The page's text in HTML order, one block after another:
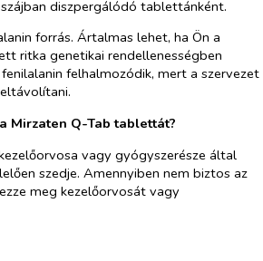
diszpergálódó tablettánként.
forrás. Ártalmas lehet, ha Ön a
ritka genetikai rendellenességben
felhalmozódik, mert a szervezet
Mirzaten Q-Tab tablettát?
vagy gyógyszerésze által
szedje. Amennyiben nem biztos az
meg kezelőorvosát vagy